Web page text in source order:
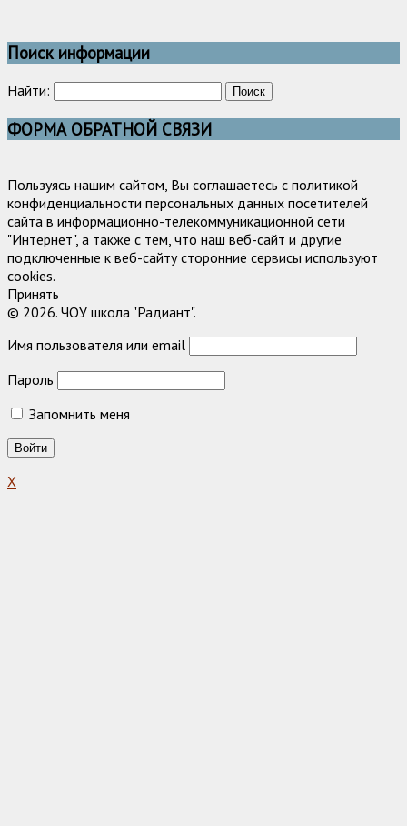
Поиск информации
Найти:
ФОРМА ОБРАТНОЙ СВЯЗИ
Пользуясь нашим сайтом, Вы соглашаетесь с политикой
конфиденциальности персональных данных посетителей
сайта в информационно-телекоммуникационной сети
"Интернет", а также с тем, что наш веб-сайт и другие
подключенные к веб-сайту сторонние сервисы используют
cookies.
Принять
© 2026. ЧОУ школа "Радиант".
Имя пользователя или email
Пароль
Запомнить меня
X